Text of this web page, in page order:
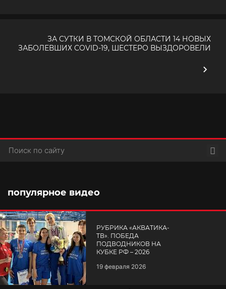
ЗА СУТКИ В ТОМСКОЙ ОБЛАСТИ 14 НОВЫХ
ЗАБОЛЕВШИХ COVID-19, ШЕСТЕРО ВЫЗДОРОВЕЛИ
популярное видео
РУБРИКА «АКВАТИКА-
TВ». ПОБЕДА
ПОДВОДНИКОВ НА
КУБКЕ РФ – 2026
19 февраля 2026